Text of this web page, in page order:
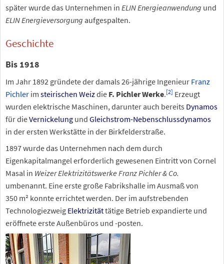
später wurde das Unternehmen in ELIN Energieanwendung und
ELIN Energieversorgung aufgespalten.
Geschichte
Bis 1918
Im Jahr 1892 gründete der damals 26-jährige Ingenieur Franz
Pichler im steirischen Weizdie F. Pichler Werke.[2] Erzeugt
wurden elektrische Maschinen, darunter auch bereits Dynamos
für dieVernickelung und Gleichstrom-Nebenschlussdynamos
in der ersten Werkstätte in der Birkfelderstraße.
1897 wurde das Unternehmen nach dem durch
Eigenkapitalmangel erforderlich gewesenen Eintritt von Cornel
Masal in Weizer Elektrizitätswerke Franz Pichler & Co.
umbenannt. Eine erste große Fabrikshalle im Ausmaß von
350 m² konnte errichtet werden. Der im aufstrebenden
Technologiezweig Elektrizitättätige Betrieb expandierte und
eröffnete erste Außenbüros und -posten.